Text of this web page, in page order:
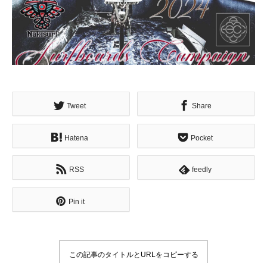
Tweet Share
Hatena Pocket
RSS feedly
Pin it
この記事のタイトルとURLをコピーする